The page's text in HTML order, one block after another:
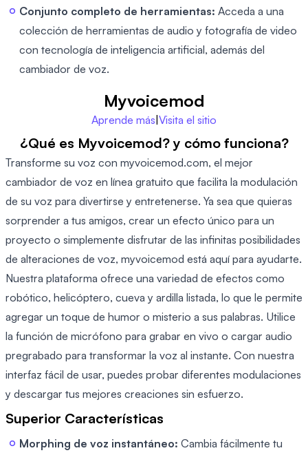
Conjunto completo de herramientas: Acceda a una
colección de herramientas de audio y fotografía de video
con tecnología de inteligencia artificial, además del
cambiador de voz.
Myvoicemod
Aprende más Visita el sitio
¿Qué es Myvoicemod? y cómo funciona?
Transforme su voz con myvoicemod.com, el mejor
cambiador de voz en línea gratuito que facilita la modulación
de su voz para divertirse y entretenerse. Ya sea que quieras
sorprender a tus amigos, crear un efecto único para un
proyecto o simplemente disfrutar de las infinitas posibilidades
de alteraciones de voz, myvoicemod está aquí para ayudarte.
Nuestra plataforma ofrece una variedad de efectos como
robótico, helicóptero, cueva y ardilla listada, lo que le permite
agregar un toque de humor o misterio a sus palabras. Utilice
la función de micrófono para grabar en vivo o cargar audio
pregrabado para transformar la voz al instante. Con nuestra
interfaz fácil de usar, puedes probar diferentes modulaciones
y descargar tus mejores creaciones sin esfuerzo.
Superior Características
Morphing de voz instantáneo: Cambia fácilmente tu